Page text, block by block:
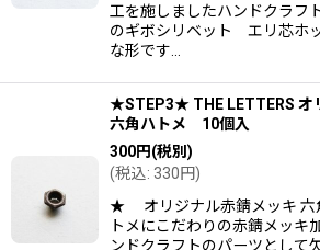
工を施しましたハンドクラフ
のギボシリベット エリ芯ホ
な形です…
★STEP3★ THE LETTERS オ
六角ハトメ 10個入
300円(税別)
(税込: 330円)
★ オリジナル赤錆メッキ 六
トメにこだわりの赤錆メッキ
ンドクラフトのパーツとして